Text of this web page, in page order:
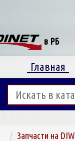
в РБ
Главная
Запчасти на